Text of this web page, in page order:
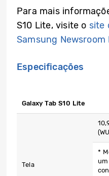
Para mais
S10 Lite, visite o site
Samsung Newsroom
Especificações
Galaxy Tab S10 Lite
Tela
*